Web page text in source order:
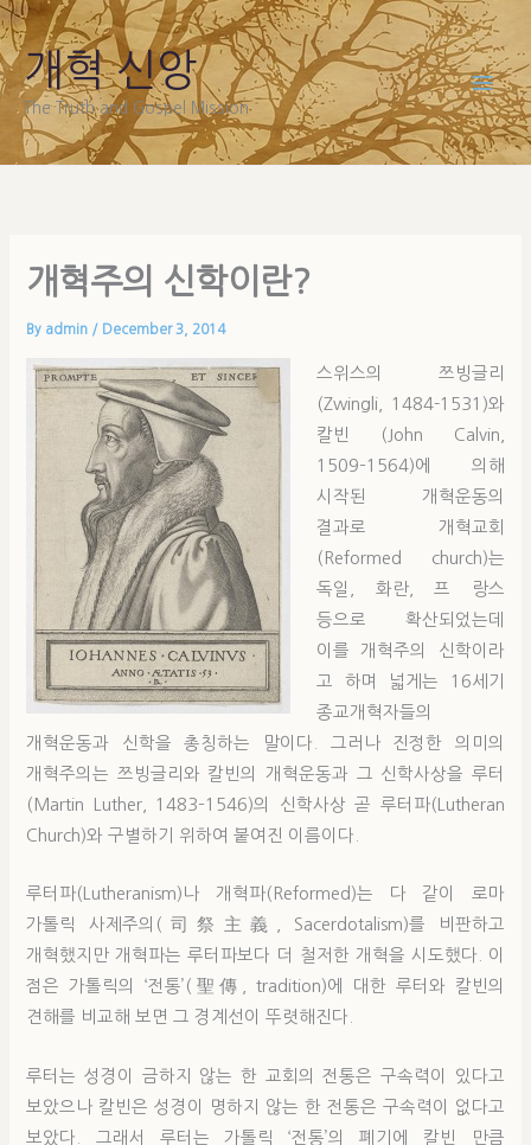
Skip
to
content
개혁 신앙
The Truth and Gospel Mission
개혁주의 신학이란?
By admin / December 3, 2014
스위스의 쯔빙글리
(Zwingli, 1484-1531)와
칼빈 (John Calvin,
1509–1564)에 의해
시작된 개혁운동의
결과로 개혁교회
(Reformed church)는
독일, 화란, 프 랑스
등으로 확산되었는데
이를 개혁주의 신학이라
고 하며 넓게는 16세기
종교개혁자들의
개혁운동과 신학을 총칭하는 말이다. 그러나 진정한 의미의
개혁주의는 쯔빙글리와 칼빈의 개혁운동과 그 신학사상을 루터
(Martin Luther, 1483–1546)의 신학사상 곧 루터파(Lutheran
Church)와 구별하기 위하여 붙여진 이름이다.
루터파(Lutheranism)나 개혁파(Reformed)는 다 같이 로마
가톨릭 사제주의(司祭主義, Sacerdotalism)를 비판하고
개혁했지만 개혁파는 루터파보다 더 철저한 개혁을 시도했다. 이
점은 가톨릭의 ‘전통’(聖傳, tradition)에 대한 루터와 칼빈의
견해를 비교해 보면 그 경계선이 뚜렷해진다.
루터는 성경이 금하지 않는 한 교회의 전통은 구속력이 있다고
보았으나 칼빈은 성경이 명하지 않는 한 전통은 구속력이 없다고
보았다. 그래서 루터는 가톨릭 ‘전통’의 폐기에 칼빈 만큼